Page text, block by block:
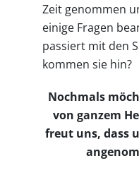
Zeit genommen
einige Fragen
passiert mit den
kommen sie hin?
Nochmals
von ganzem
freut uns, dass